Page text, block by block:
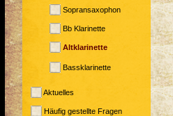
Sopransaxophon
Bb Klarinette
Altklarinette
Bassklarinette
Aktuelles
Häufig gestellte Fragen